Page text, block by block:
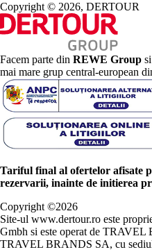
Copyright © 2026, DERTOUR
Facem parte din REWE Group
mai mare grup central-european
Tariful final al ofertelor afisate
rezervarii, inainte de initierea
Copyright ©2026
Site-ul www.dertour.ro este
Gmbh si este operat de
TRAVEL BRANDS SA, cu